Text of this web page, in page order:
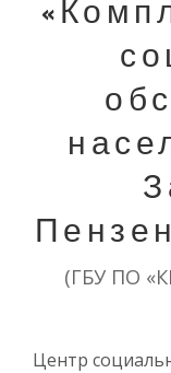
(ГБУ ПО
Центр